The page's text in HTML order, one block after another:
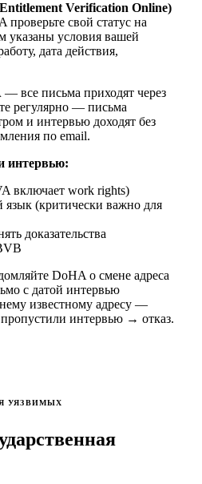
Verification Online)
свой статус на
указаны условия вашей
дата действия,
— все письма приходят через
регулярно — письма
и интервью доходят без
по email.
интервью:
включает work rights)
язык (критически важно для
доказательства
DoHA о смене адреса
с датой интервью
известному адресу —
интервью → отказ.
УЯЗВИМЫХ